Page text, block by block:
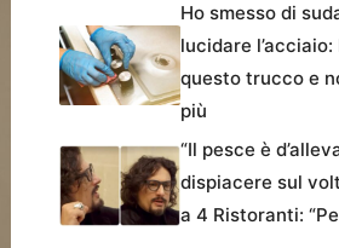
Ho smesso di
lucidare
questo trucco e
più
“Il pesce è
dispiacere sul
a 4 Ristoranti: